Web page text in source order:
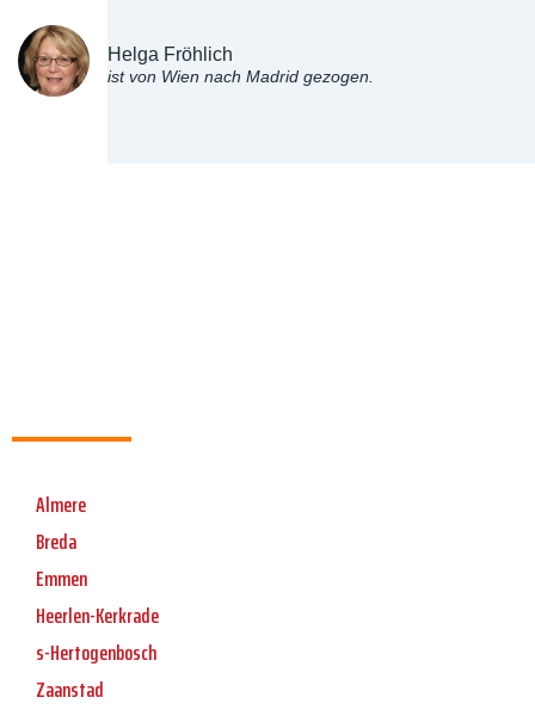
Helga Fröhlich
ist von Wien nach Madrid gezogen.
Almere
Breda
Emmen
Heerlen-Kerkrade
s-Hertogenbosch
Zaanstad